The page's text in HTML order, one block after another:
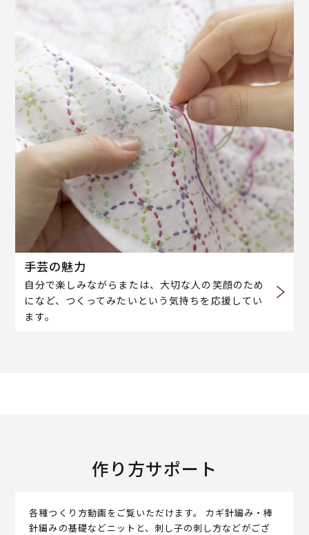
手芸の魅力
自分で楽しみながらまたは、大切な人の笑顔のため
になど、つくってみたいという気持ちを応援してい
ます。
作り方サポート
各種つくり方動画をご覧いただけます。 カギ針編み・棒
針編みの基礎などニットと、刺し子の刺し方などがござ